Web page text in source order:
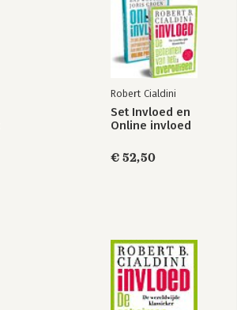
Robert Cialdini
Set Invloed en
Online invloed
€ 52,50